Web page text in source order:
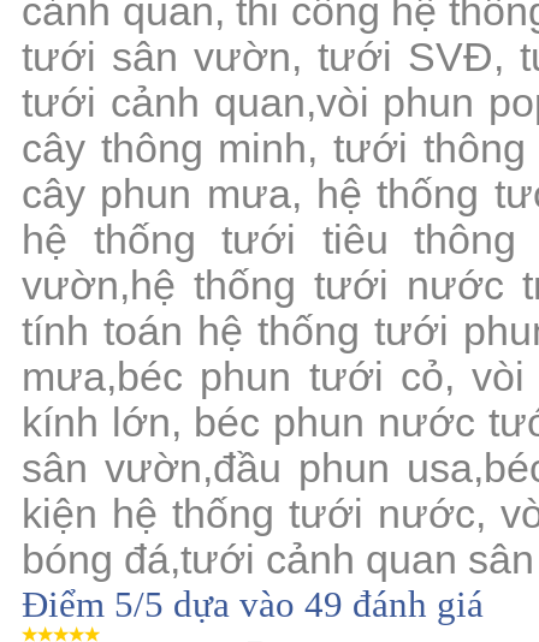
cảnh quan, thi công hệ
tưới sân vườn, tưới SVĐ,
tưới cảnh quan,vòi phun
cây thông minh, tưới
cây phun mưa, hệ thống
hệ thống tưới tiêu
vườn,hệ thống tưới nước
tính toán hệ thống tưới
mưa,béc phun tưới cỏ,
kính lớn, béc phun nước
sân vườn,đầu phun
kiện hệ thống tưới nước,
bóng đá,tưới cảnh quan
Điểm 5/5 dựa vào 49 đánh giá